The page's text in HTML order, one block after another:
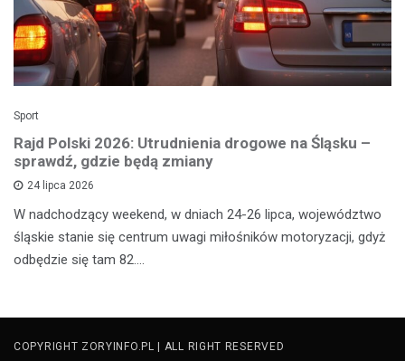
Sport
Rajd Polski 2026: Utrudnienia drogowe na Śląsku –
sprawdź, gdzie będą zmiany
24 lipca 2026
W nadchodzący weekend, w dniach 24-26 lipca, województwo
śląskie stanie się centrum uwagi miłośników motoryzacji, gdyż
odbędzie się tam 82.…
COPYRIGHT ZORYINFO.PL | ALL RIGHT RESERVED